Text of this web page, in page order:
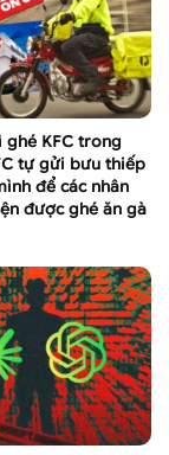
ghé KFC trong
tự gửi bưu thiếp
để các nhân
được ghé ăn gà